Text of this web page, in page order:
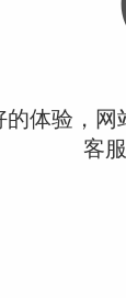
的体验，
客